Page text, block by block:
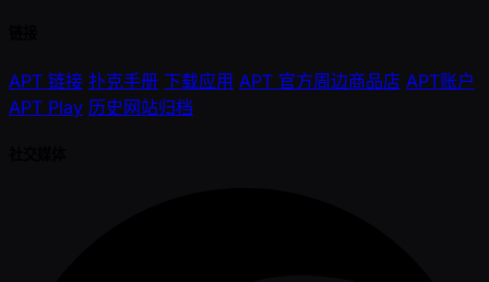
APT 链接 扑克手册 下载应用 APT 官方周边商品店 APT账户
APT Play 历史网站归档